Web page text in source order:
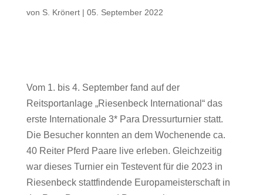
von S. Krönert| 05. September 2022
Vom 1. bis 4. September fand auf der
Reitsportanlage „Riesenbeck International“ das
erste Internationale 3* Para Dressurturnier statt.
Die Besucher konnten an dem Wochenende ca.
40 Reiter Pferd Paare live erleben. Gleichzeitig
war dieses Turnier ein Testevent für die 2023 in
Riesenbeck stattfindende Europameisterschaft in